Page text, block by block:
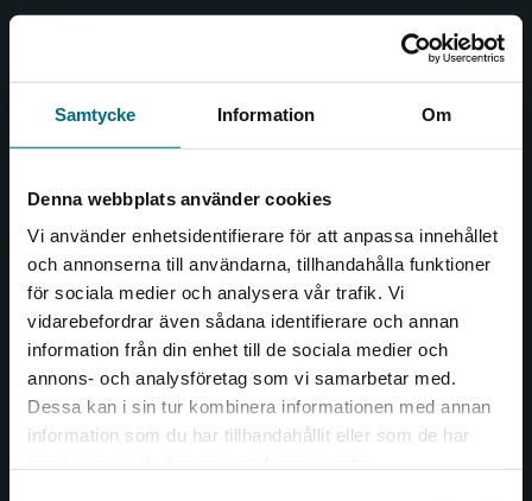
Samtycke Information Om
Denna webbplats använder cookies
Vi använder enhetsidentifierare för att anpassa innehållet
och annonserna till användarna, tillhandahålla funktioner
för sociala medier och analysera vår trafik. Vi
vidarebefordrar även sådana identifierare och annan
information från din enhet till de sociala medier och
annons- och analysföretag som vi samarbetar med.
Dessa kan i sin tur kombinera informationen med annan
information som du har tillhandahållit eller som de har
Begränsad fraktregion
Det verkar som att du besöker
nyponochviljaforlag.se via en enhet utanför
Nypon och Vilja förlag ger ut böcker som väcker läslust
och öppnar dörren till nya världar och möjligheter för
Kontakta oss
Kontakta oss
046-31 20 00
Box 141
221 00 Lund